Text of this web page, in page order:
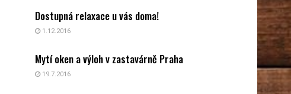
Dostupná relaxace u vás doma!
1.12.2016
Mytí oken a výloh v zastavárně Praha
19.7.2016